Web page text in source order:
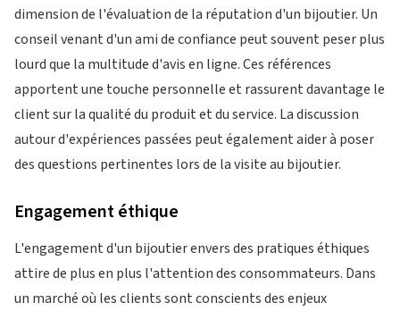
dimension de l'évaluation de la réputation d'un bijoutier. Un
conseil venant d'un ami de confiance peut souvent peser plus
lourd que la multitude d'avis en ligne. Ces références
apportent une touche personnelle et rassurent davantage le
client sur la qualité du produit et du service. La discussion
autour d'expériences passées peut également aider à poser
des questions pertinentes lors de la visite au bijoutier.
Engagement éthique
L'engagement d'un bijoutier envers des pratiques éthiques
attire de plus en plus l'attention des consommateurs. Dans
un marché où les clients sont conscients des enjeux